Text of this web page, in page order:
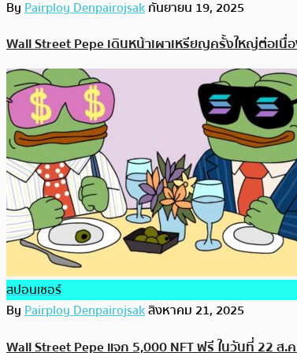
ByPairploy Denpairojsakกันยายน 19, 2025
Wall Street Pepe เดินหน้าเผาเหรียญครั้งใหญ่ต่อเ
สปอนเซอร์
ByPairploy Denpairojsakสิงหาคม 21, 2025
Wall Street Pepe แจก 5,000 NFT ฟรี ในวันที่ 22